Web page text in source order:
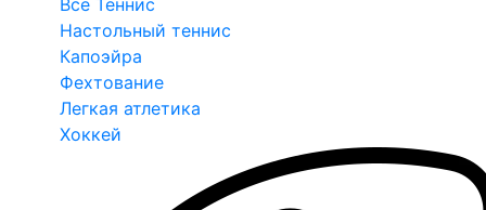
Все Теннис
Настольный теннис
Капоэйра
Фехтование
Легкая атлетика
Хоккей